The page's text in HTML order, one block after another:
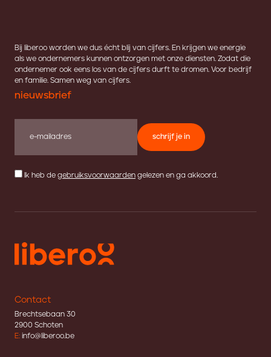
Bij liberoo worden we dus écht blij van cijfers. En krijgen we energie
als we ondernemers kunnen ontzorgen met onze diensten. Zodat die
ondernemer ook eens los van de cijfers durft te dromen. Voor bedrijf
en familie. Samen weg van cijfers.
nieuwsbrief
schrijf je in
Ik heb de gebruiksvoorwaarden gelezen en ga akkoord.
Contact
Brechtsebaan 30
2900 Schoten
E: info@liberoo.be